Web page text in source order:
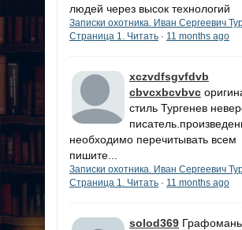
людей через высок технологий
Записки охотника. Иван Сергеевич
Страница 1. Читать · 11 months ago
xczvdfsgvfdvb
cbvcxbcvbvc
стиль Тургенев
необходимо перечитывать всем
пишите...
Записки охотника. Иван Сергеевич
Страница 1. Читать · 11 months ago
solod369 Графомань.